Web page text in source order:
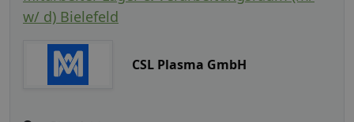
w/ d) Bielefeld
CSL Plasma GmbH